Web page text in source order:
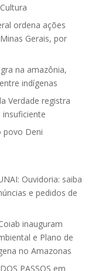
ordena ações
Gerais, por
na amazônia,
indígenas
Verdade registra
insuficiente
povo Deni
Ouvidoria: saiba
e pedidos de
inauguram
e Plano de
no Amazonas
PASSOS em